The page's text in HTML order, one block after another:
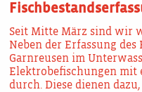
Seit Mitte März sind wir
Neben der Erfassung
Garnreusen im
Elektrobefischungen mit
durch. Diese dienen